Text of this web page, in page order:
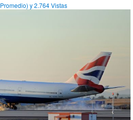
Promedio) y2.764Vistas